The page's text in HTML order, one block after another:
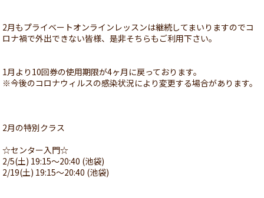
2月もプライベートオンラインレッスンは継続してまいりますのでコ
ロナ禍で外出できない皆様、是非そちらもご利用下さい。
1月より10回券の使用期限が4ヶ月に戻っております。
※今後のコロナウィルスの感染状況により変更する場合があります。
2月の特別クラス
☆センター入門☆
2/5(土) 19:15〜20:40 (池袋)
2/19(土) 19:15〜20:40 (池袋)